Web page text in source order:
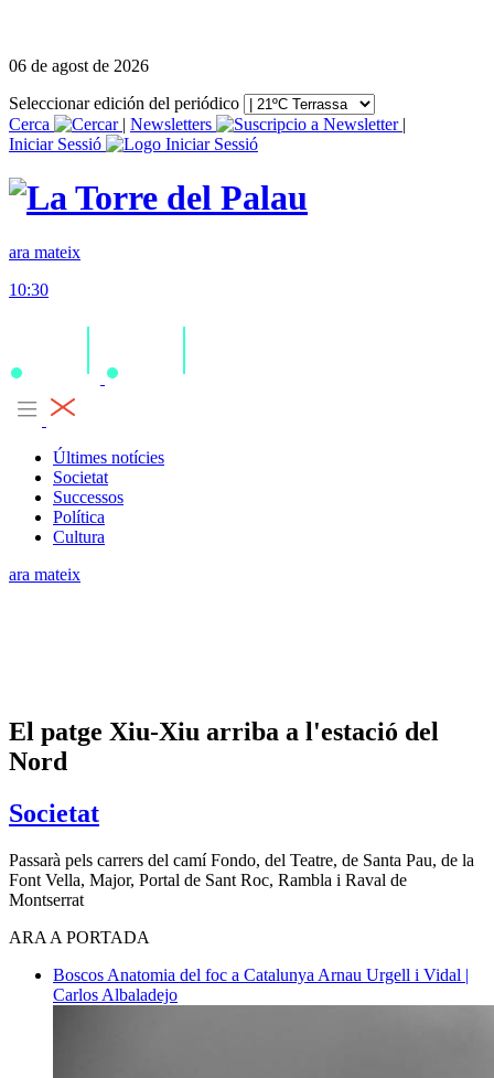
06 de agost de 2026
Seleccionar edición del periódico
Cerca
| Newsletters
|
Iniciar Sessió
ara mateix
10:30
Últimes notícies
Societat
Successos
Política
Cultura
ara mateix
El patge Xiu-Xiu arriba a l'estació del
Nord
Societat
Passarà pels carrers del camí Fondo, del Teatre, de Santa Pau, de la
Font Vella, Major, Portal de Sant Roc, Rambla i Raval de
Montserrat
ARA A PORTADA
Boscos Anatomia del foc a Catalunya Arnau Urgell i Vidal |
Carlos Albaladejo